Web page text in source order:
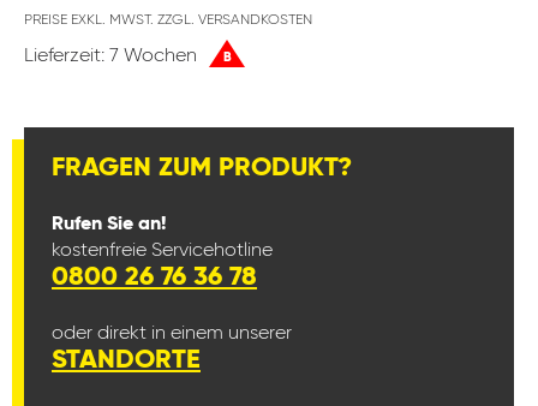
PREISE EXKL. MWST. ZZGL. VERSANDKOSTEN
Lieferzeit: 7 Wochen B
FRAGEN ZUM PRODUKT?
Rufen Sie an!
kostenfreie Servicehotline
0800 26 76 36 78
oder direkt in einem unserer
STANDORTE